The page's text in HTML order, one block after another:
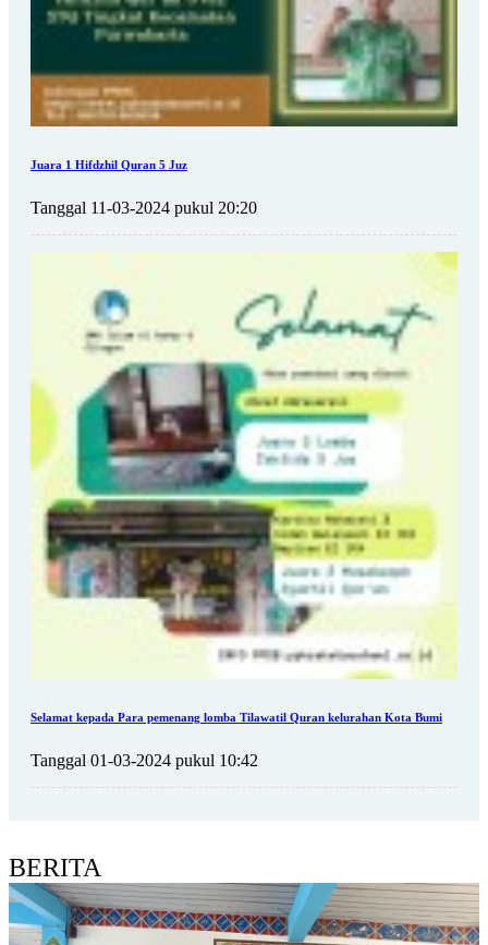
Juara 1 Hifdzhil Quran 5 Juz
Tanggal 11-03-2024 pukul 20:20
Selamat kepada Para pemenang lomba Tilawatil Quran kelurahan Kota Bumi
Tanggal 01-03-2024 pukul 10:42
BERITA